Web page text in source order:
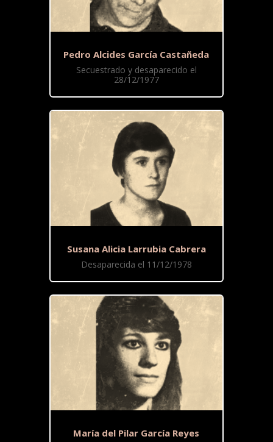
Pedro Alcides García Castañeda
Secuestrado y desaparecido el
28/12/1977
Susana Alicia Larrubia Cabrera
Desaparecida el 11/12/1978
María del Pilar García Reyes